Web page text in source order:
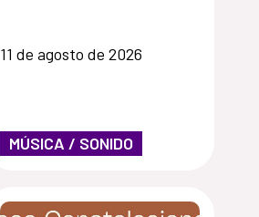
11 de agosto de 2026
MÚSICA / SONIDO